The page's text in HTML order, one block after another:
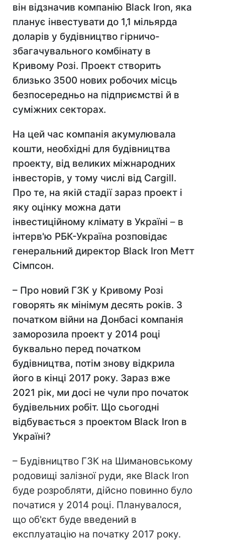
він відзначив компанію Black Iron, яка
планує інвестувати до 1,1 мільярда
доларів у будівництво гірничо-
збагачувального комбінату в
Кривому Розі. Проект створить
близько 3500 нових робочих місць
безпосередньо на підприємстві й в
суміжних секторах.
На цей час компанія акумулювала
кошти, необхідні для будівництва
проекту, від великих міжнародних
інвесторів, у тому числі від Cargill.
Про те, на якій стадії зараз проект і
яку оцінку можна дати
інвестиційному клімату в Україні – в
інтерв'ю РБК-Україна розповідає
генеральний директор Black Iron Метт
Сімпсон.
– Про новий ГЗК у Кривому Розі
говорять як мінімум десять років. З
початком війни на Донбасі компанія
заморозила проект у 2014 році
буквально перед початком
будівництва, потім знову відкрила
його в кінці 2017 року. Зараз вже
2021 рік, ми досі не чули про початок
будівельних робіт. Що сьогодні
відбувається з проектом Black Iron в
Україні?
– Будівництво ГЗК на Шимановському
родовищі залізної руди, яке Black Iron
буде розробляти, дійсно повинно було
початися у 2014 році. Планувалося,
що об'єкт буде введений в
експлуатацію на початку 2017 року.